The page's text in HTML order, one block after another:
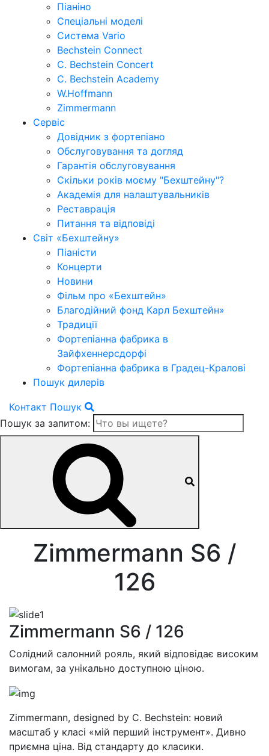
Піаніно
Спеціальні моделі
Система Vario
Bechstein Connect
C. Bechstein Concert
C. Bechstein Academy
W.Hoffmann
Zimmermann
Сервіс
Довідник з фортепіано
Обслуговування та догляд
Гарантія обслуговування
Скільки років моєму "Бехштейну"?
Академія для налаштувальників
Реставрація
Питання та відповіді
Світ «Бехштейну»
Піаністи
Концерти
Новини
Фільм про «Бехштейн»
Благодійний фонд Карл Бехштейн»
Традиції
Фортепіанна фабрика в
Зайфхеннерсдорфi
Фортепіанна фабрика в Градец-Краловi
Пошук дилерів
Контакт Пошук
Пошук за запитом:
Zimmermann S6 /
126
Zimmermann S6 / 126
Солідний салонний рояль, який відповідає високим
вимогам, за унікально доступною ціною.
Zimmermann, designed by C. Bechstein: новий
масштаб у класі «мій перший інструмент». Дивно
приємна ціна. Від стандарту до класики.